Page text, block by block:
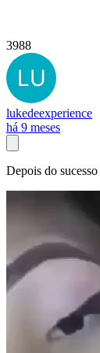
3988
lukedeexperience
há 9 meses
Depois do